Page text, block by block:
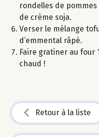
rondelles de
de crème soja.
Verser le mélange
d’emmental râpé.
Faire gratiner au four
chaud !
Retour à la liste